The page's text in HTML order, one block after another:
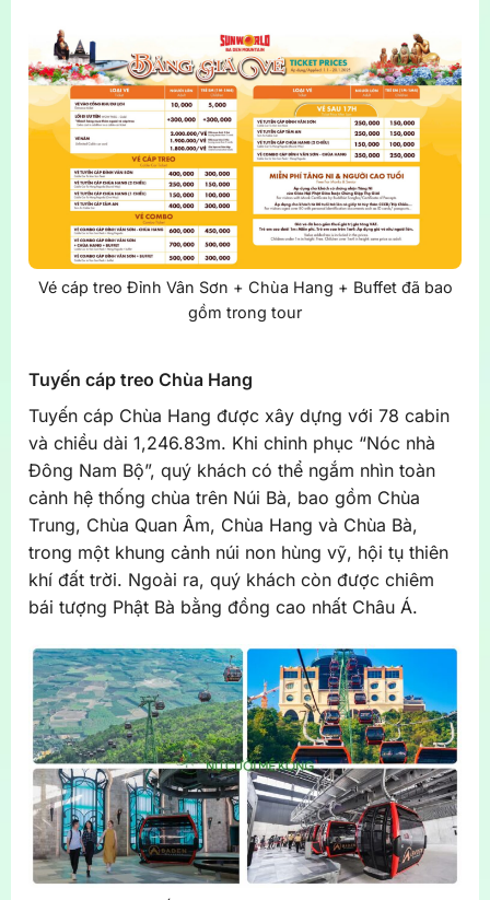
Vé cáp treo Đỉnh Vân Sơn + Chùa Hang + Buffet đã bao
gồm trong tour
Tuyến cáp treo Chùa Hang
Tuyến cáp Chùa Hang được xây dựng với 78 cabin
và chiều dài 1,246.83m. Khi chinh phục “Nóc nhà
Đông Nam Bộ”, quý khách có thể ngắm nhìn toàn
cảnh hệ thống chùa trên Núi Bà, bao gồm Chùa
Trung, Chùa Quan Âm, Chùa Hang và Chùa Bà,
trong một khung cảnh núi non hùng vỹ, hội tụ thiên
khí đất trời. Ngoài ra, quý khách còn được chiêm
bái tượng Phật Bà bằng đồng cao nhất Châu Á.